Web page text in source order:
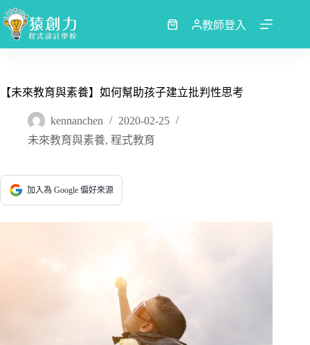
跳
至
容
購
物
教師登入
【未來教育與素養】如何幫助孩子建立批判性思考
kennanchen
2020-02-25
未來教育與素養, 程式教育
加入為 Google 偏好來源